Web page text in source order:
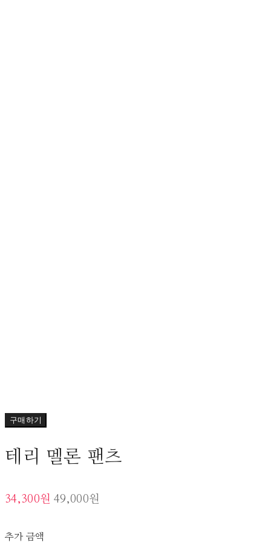
구매하기
테리 멜론 팬츠
34,300원 49,000원
추가 금액